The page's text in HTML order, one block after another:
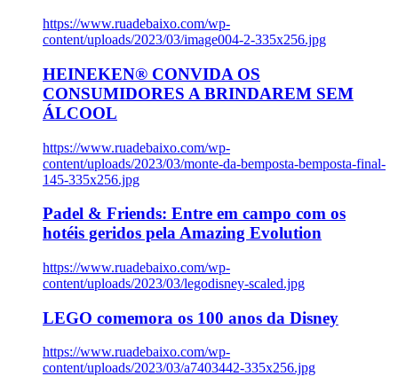
https://www.ruadebaixo.com/wp-
content/uploads/2023/03/image004-2-335x256.jpg
HEINEKEN® CONVIDA OS
CONSUMIDORES A BRINDAREM SEM
ÁLCOOL
https://www.ruadebaixo.com/wp-
content/uploads/2023/03/monte-da-bemposta-bemposta-final-
145-335x256.jpg
Padel & Friends: Entre em campo com os
hotéis geridos pela Amazing Evolution
https://www.ruadebaixo.com/wp-
content/uploads/2023/03/legodisney-scaled.jpg
LEGO comemora os 100 anos da Disney
https://www.ruadebaixo.com/wp-
content/uploads/2023/03/a7403442-335x256.jpg